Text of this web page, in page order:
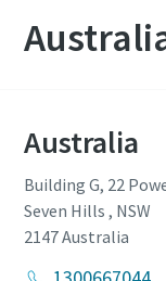
Australia
Building G, 22
Seven Hills , NSW
2147Australia